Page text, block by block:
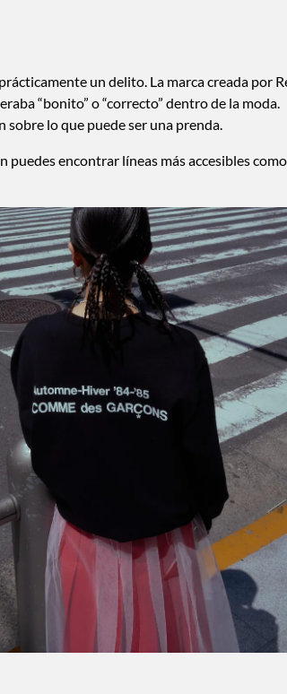
un delito. La marca creada por
“bonito” o “correcto” dentro de la moda.
sobre lo que puede ser una prenda.
puedes encontrar líneas más accesibles como